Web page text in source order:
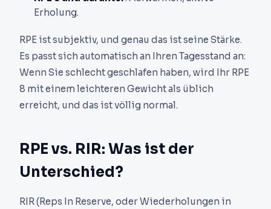
Erholung.
RPE ist subjektiv, und genau das ist seine Stärke.
Es passt sich automatisch an Ihren Tagesstand an:
Wenn Sie schlecht geschlafen haben, wird Ihr RPE
8 mit einem leichteren Gewicht als üblich
erreicht, und das ist völlig normal.
RPE vs. RIR: Was ist der
Unterschied?
RIR (Reps In Reserve, oder Wiederholungen in